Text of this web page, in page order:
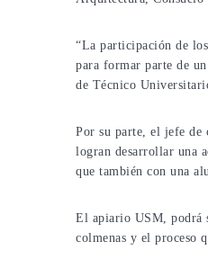
“La participación de
para formar parte de
de Técnico
Por su parte, el jefe de
logran desarrollar una
que también con una
El apiario USM, podrá
colmenas y el proceso